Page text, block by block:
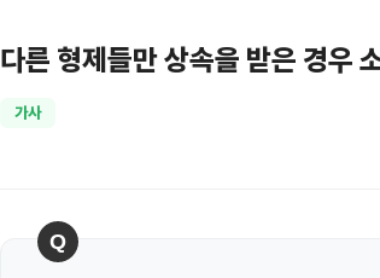
다른 형제들만 상속을 받은 경우
가사
Q